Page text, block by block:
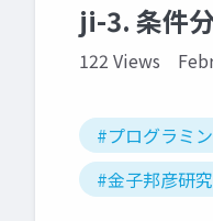
ji-3. 条件
122 Views
#プログラミ
#金子邦彦研